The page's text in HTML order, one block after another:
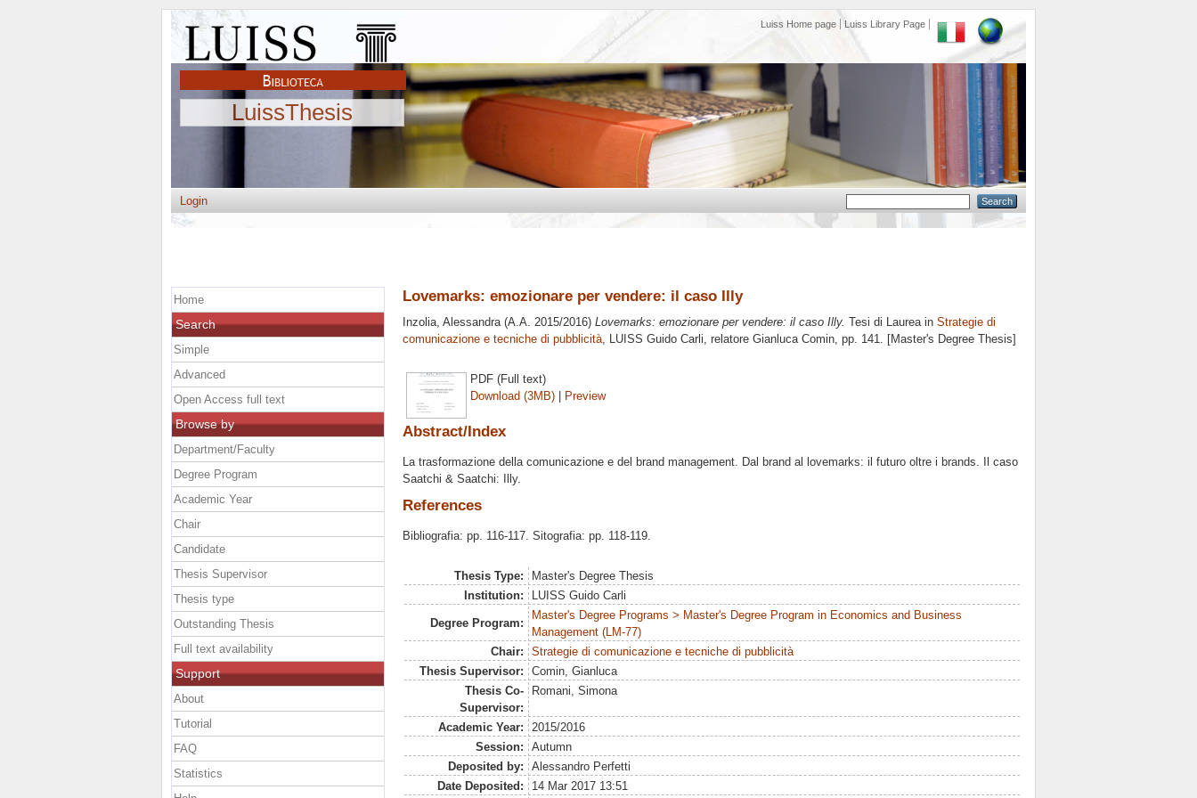
Luiss Home page Luiss Library Page
LuissThesis
Login
Lovemarks: emozionare per vendere: il caso Illy
Inzolia, Alessandra(A.A. 2015/2016) Lovemarks: emozionare per vendere: il caso Illy. Tesi di Laurea in Strategie di
comunicazione e tecniche di pubblicità, LUISS Guido Carli, relatore Gianluca Comin, pp. 141. [Master's Degree Thesis]
PDF (Full text)
Download (3MB) | Preview
Abstract/Index
La trasformazione della comunicazione e del brand management. Dal brand al lovemarks: il futuro oltre i brands. Il caso
Saatchi & Saatchi: Illy.
References
Bibliografia: pp. 116-117. Sitografia: pp. 118-119.
Thesis Type:
Master's Degree Thesis
Institution:
LUISS Guido Carli
Degree Program:
Master's Degree Programs > Master's Degree Program in Economics and Business
Management (LM-77)
Chair:
Strategie di comunicazione e tecniche di pubblicità
Thesis Supervisor:
Comin, Gianluca
Thesis Co-
Supervisor:
Romani, Simona
Academic Year:
2015/2016
Session:
Autumn
Deposited by:
Alessandro Perfetti
Date Deposited:
14 Mar 2017 13:51
Home
Search
Simple
Advanced
Open Access full text
Browse by
Department/Faculty
Degree Program
Academic Year
Chair
Candidate
Thesis Supervisor
Thesis type
Outstanding Thesis
Full text availability
Support
About
Tutorial
FAQ
Statistics